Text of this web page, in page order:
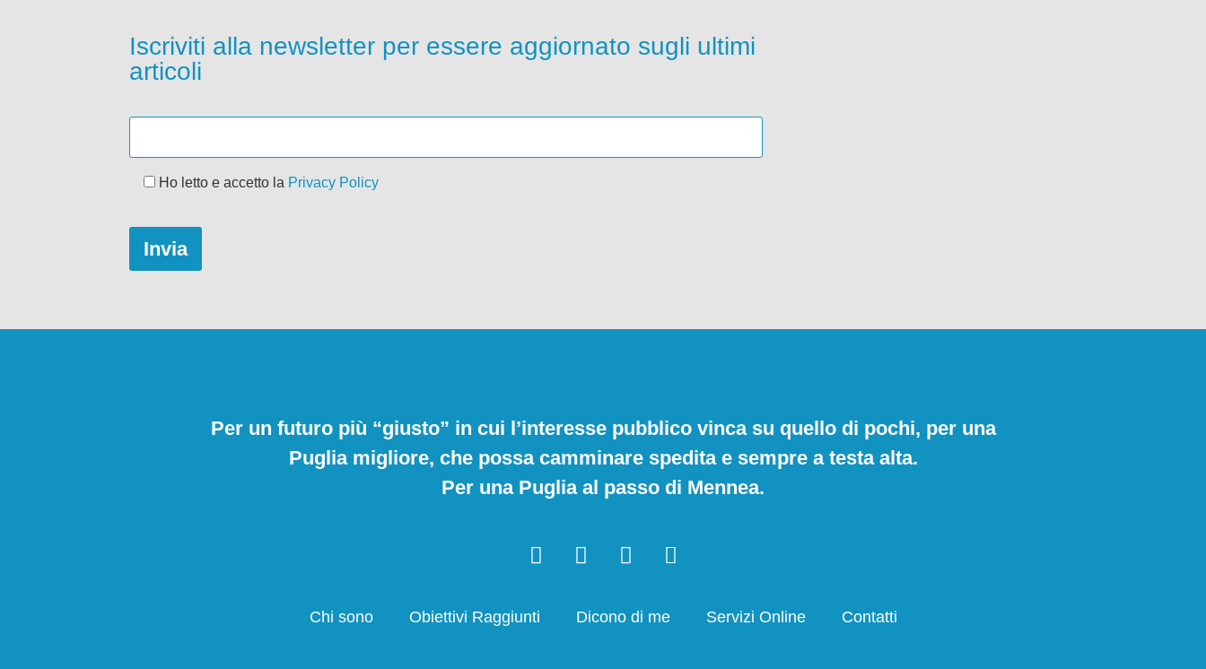
Iscriviti alla newsletter per essere aggiornato sugli ultimi
articoli
Ho letto e accetto la Privacy Policy
Per un futuro più “giusto” in cui l’interesse pubblico vinca su quello di pochi, per una
Puglia migliore, che possa camminare spedita e sempre a testa alta.
Per una Puglia al passo di Mennea.
Chi sono Obiettivi Raggiunti Dicono di me Servizi Online Contatti